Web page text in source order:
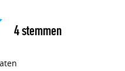
4stemmen